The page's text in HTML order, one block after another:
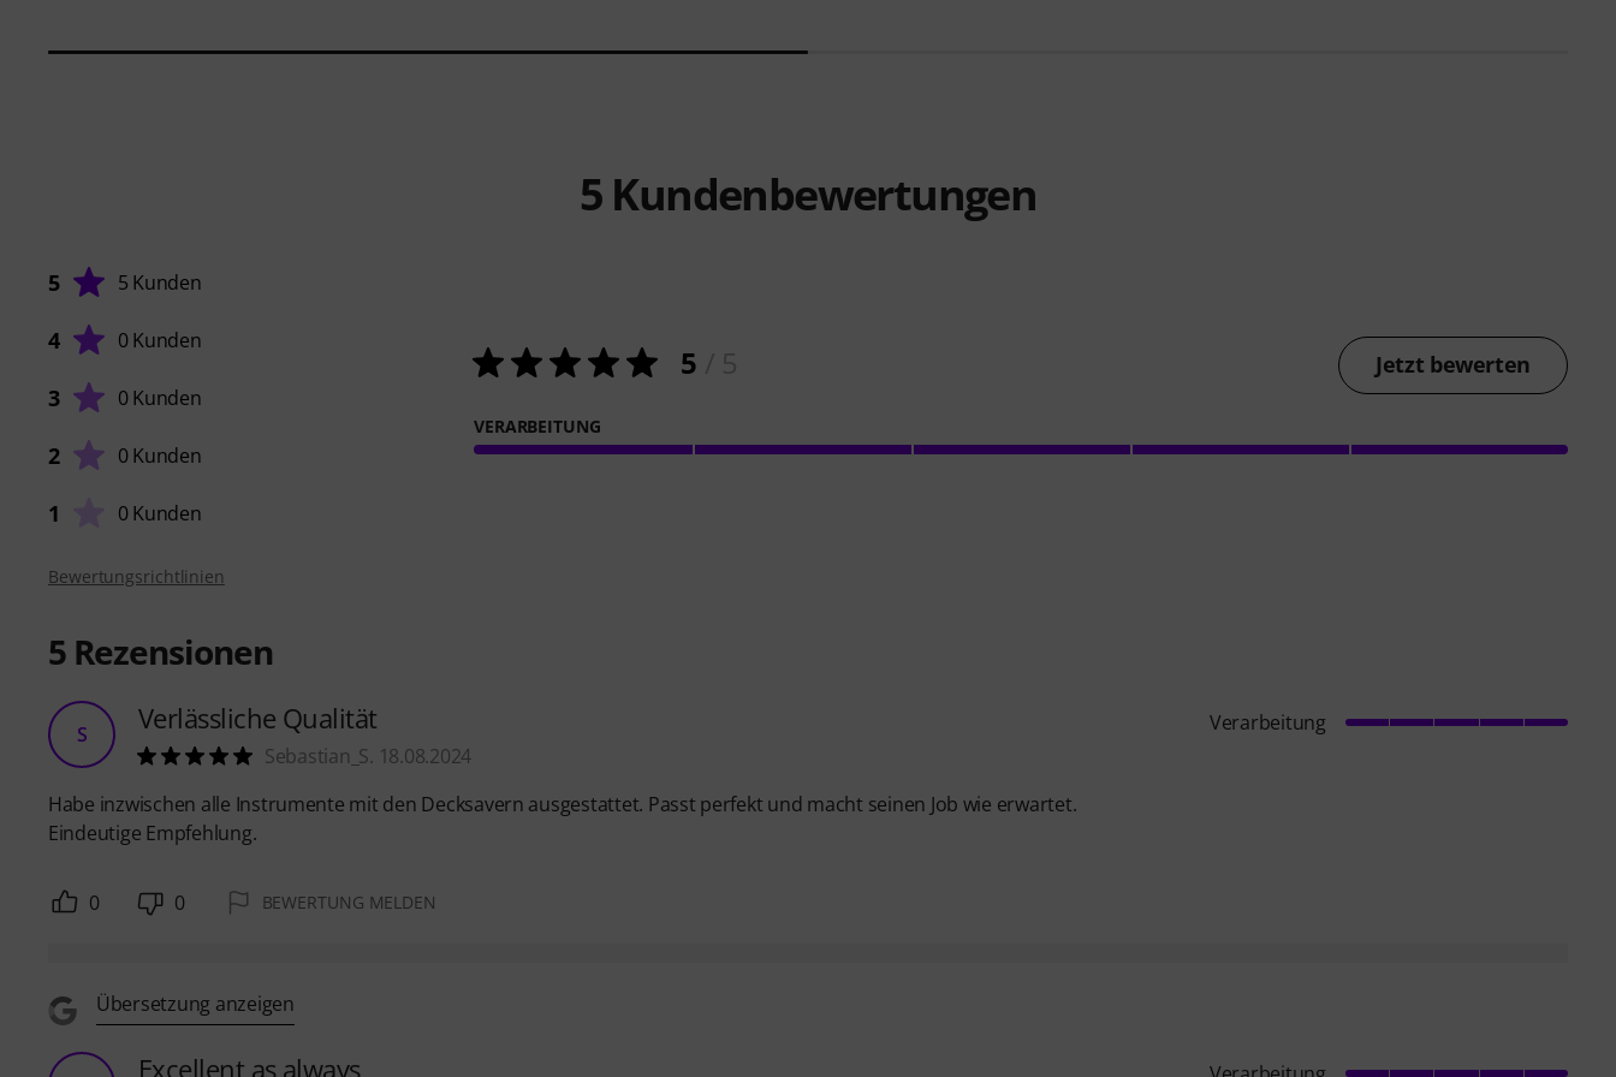
5 Kundenbewertungen
5 5 Kunden
4 0 Kunden
3 0 Kunden
2 0 Kunden
1 0 Kunden
5 Jetzt bewerten
VERARBEITUNG
Bewertungsrichtlinien
5 Rezensionen
S Verlässliche Qualität
Sebastian_S. 18.08.2024
Habe inzwischen alle Instrumente mit den Decksavern ausgestattet. Passt perfekt und macht seinen Job wie erwartet.
Eindeutige Empfehlung.
Verarbeitung
0 0 BEWERTUNG MELDEN
Übersetzung anzeigen
Excellent as always